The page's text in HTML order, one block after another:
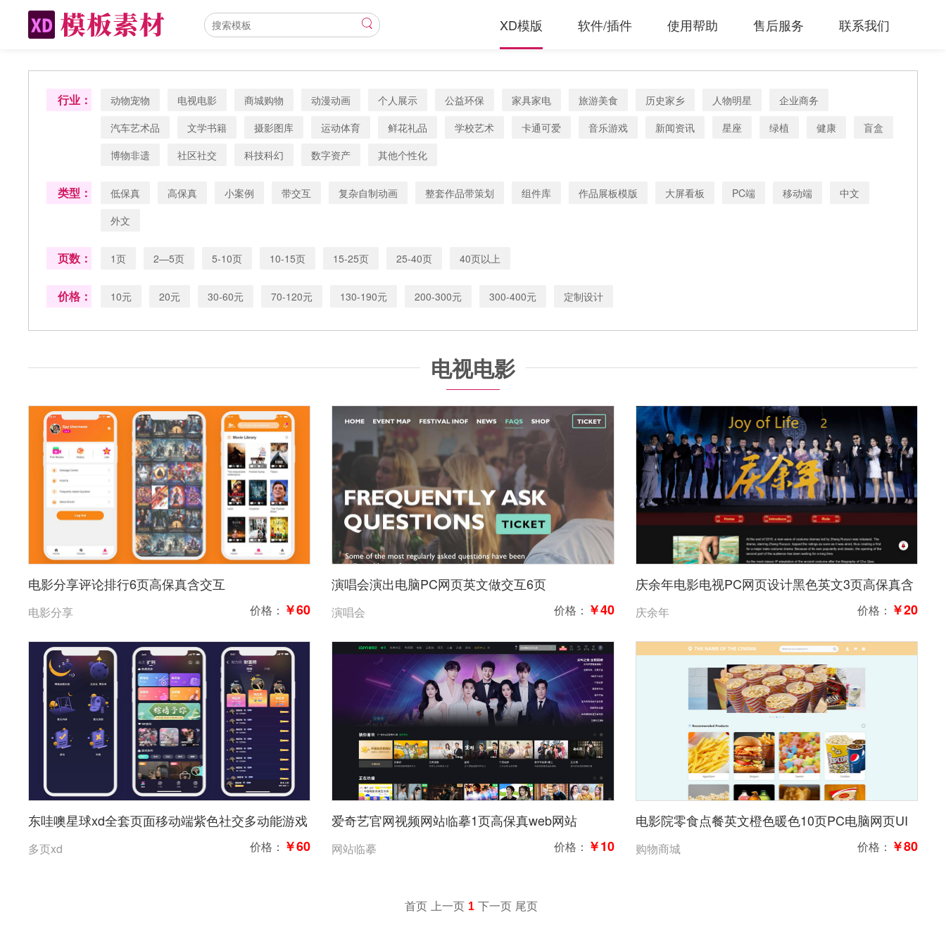
XD模版 软件/插件 使用帮助 售后服务 联系我们
行业： 动物宠物 电视电影 商城购物 动漫动画 个人展示 公益环保 家具家电 旅游美食 历史家乡 人物明星
企业商务
汽车艺术品
文学书籍 摄影图库 运动体育 鲜花礼品 学校艺术 卡通可爱 音乐游戏 新闻资讯 星座 绿植 健康
盲盒
博物非遗
社区社交 科技科幻 数字资产 其他个性化
类型： 低保真 高保真 小案例 带交互 复杂自制动画 整套作品带策划 组件库 作品展板模版 大屏看板 PC端 移动端
中文
外文
页数： 1页 2—5页 5-10页 10-15页 15-25页 25-40页 40页以上
价格： 10元 20元 30-60元 70-120元 130-190元 200-300元 300-400元 定制设计
电视电影
电影分享评论排行6页高保真含交互
电影分享 价格： ￥60
演唱会演出电脑PC网页英文做交互6页
演唱会 价格： ￥40
庆余年电影电视PC网页设计黑色英文3页高保真含
庆余年 价格： ￥20
东哇噢星球xd全套页面移动端紫色社交多动能游戏
多页xd 价格： ￥60
爱奇艺官网视频网站临摹1页高保真web网站
网站临摹 价格： ￥10
电影院零食点餐英文橙色暖色10页PC电脑网页UI
购物商城 价格： ￥80
首页 上一页 1 下一页 尾页